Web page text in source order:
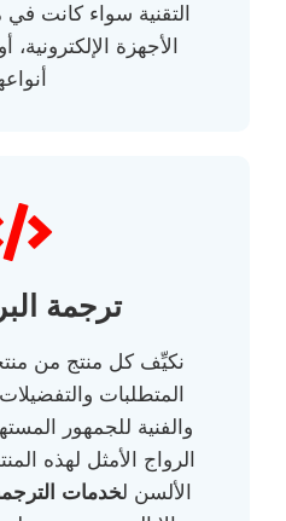
التقنية سواء كانت في
الأجهزة
ترجمة
نكيِّف كل منتج من
المتطلبات والتفضيلات
والفنية للجمهور
الرواج الأمثل لهذه
الألسن لخدمات